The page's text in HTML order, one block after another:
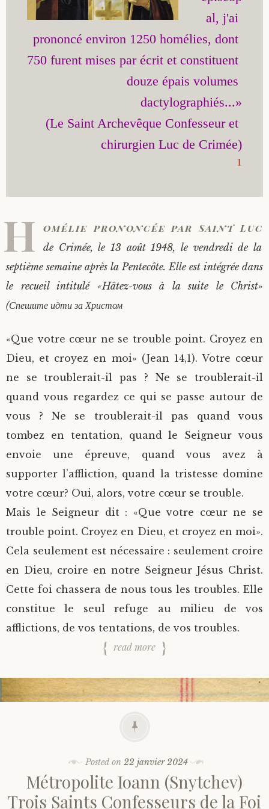
Saint Sophrony l’Athonite
Sainte Xenia
Sainte Matrone de Moscou
Staritsa Marie Makovkine
Natalia de Vyritsa
Archimandrite Lazare (Abachidzé)
Geronda Arsenios le Spiléote
Gerondissa Makrina (Vassopoulou)
Archimandrite Nathanaël (Pospelov)
al, j'ai
prononcé environ 1250 homélies, dont
750 furent mises par écrit et constituent
douze épais volumes
dactylographiés...»
(Le Saint Archevêque Confesseur et
chirurgien Luc de Crimée)
1
H omélie prononcée par Saint Luc
de Crimée, le 13 août 1948, le vendredi de la
septième semaine après la Pentecôte. Elle est intégrée dans
le recueil intitulé «Hâtez-vous à la suite le Christ»
(Спешите идти за Христом
«Que votre cœur ne se trouble point. Croyez en
Dieu, et croyez en moi» (Jean 14,1). Votre cœur
ne se troublerait-il pas ? Ne se troublerait-il
quand vous regardez ce qui se passe autour de
vous ? Ne se troublerait-il pas quand vous
tombez en tentation, quand le Seigneur vous
envoie une épreuve, quand vous avez à
supporter l’affliction, quand la tristesse domine
votre cœur? Oui, alors, votre cœur se trouble.
Mais le Seigneur dit : «Que votre cœur ne se
trouble point. Croyez en Dieu, et croyez en moi».
Cela seulement est nécessaire : seulement croire
en Dieu, croire en notre Seigneur Jésus Christ.
Cette foi chassera de nous tous les troubles. Elle
constitue le seul refuge au milieu de vos
afflictions, de vos tentations, de vos troubles.
read more
Posted on 22 janvier 2024
Métropolite Ioann (Snytchev)
Trois Saints Confesseurs de la Foi